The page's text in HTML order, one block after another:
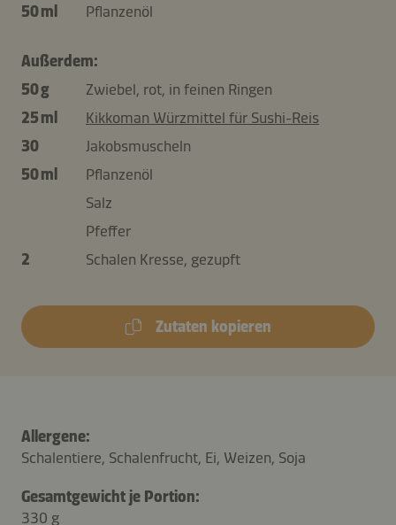
50 ml
Pflanzenöl
Außerdem:
50 g
Zwiebel, rot, in feinen Ringen
25 ml
Kikkoman Würzmittel für Sushi-Reis
30
Jakobsmuscheln
50 ml
Pflanzenöl
Salz
Pfeffer
2
Schalen Kresse, gezupft
Zutaten kopieren
Allergene:
Schalentiere, Schalenfrucht, Ei, Weizen, Soja
Gesamtgewicht je Portion:
330 g